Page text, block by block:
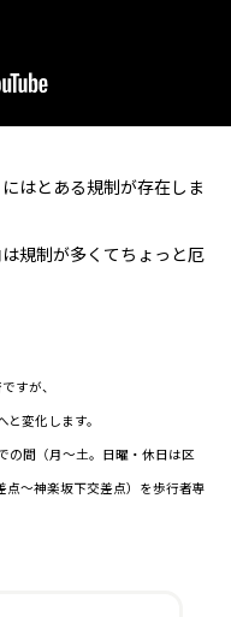
はとある規制が存在しま
規制が多くてちょっと厄
すが、
変化します。
の間（月〜土。日曜・休日は区
〜神楽坂下交差点）を歩行者専